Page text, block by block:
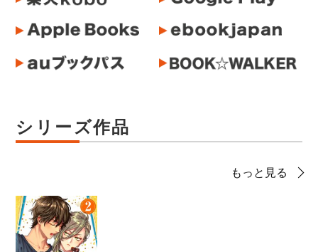
シリーズ作品
もっと見る